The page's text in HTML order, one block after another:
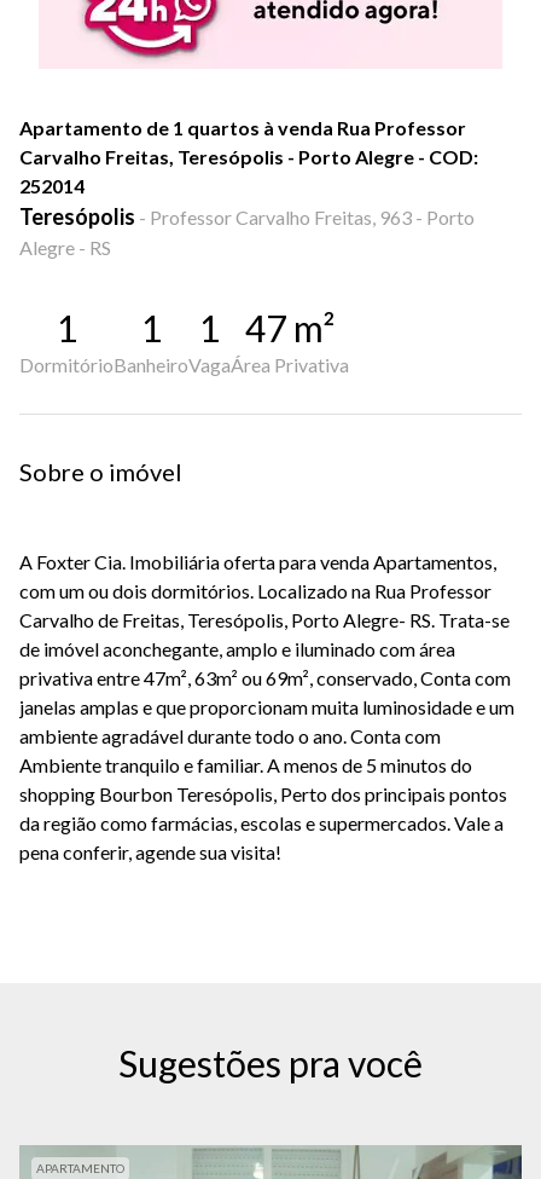
Apartamento de 1 quartos à venda Rua Professor
Carvalho Freitas, Teresópolis - Porto Alegre - COD:
252014
Teresópolis - Professor Carvalho Freitas, 963 - Porto
Alegre - RS
1
Dormitório
1
Banheiro
1
Vaga
47 m²
Área Privativa
Sobre o imóvel
A Foxter Cia. Imobiliária oferta para venda Apartamentos,
com um ou dois dormitórios. Localizado na Rua Professor
Carvalho de Freitas, Teresópolis, Porto Alegre- RS. Trata-se
de imóvel aconchegante, amplo e iluminado com área
privativa entre 47m², 63m² ou 69m², conservado, Conta com
janelas amplas e que proporcionam muita luminosidade e um
ambiente agradável durante todo o ano. Conta com
Ambiente tranquilo e familiar. A menos de 5 minutos do
shopping Bourbon Teresópolis, Perto dos principais pontos
da região como farmácias, escolas e supermercados. Vale a
pena conferir, agende sua visita!
Sugestões pra você
APARTAMENTO